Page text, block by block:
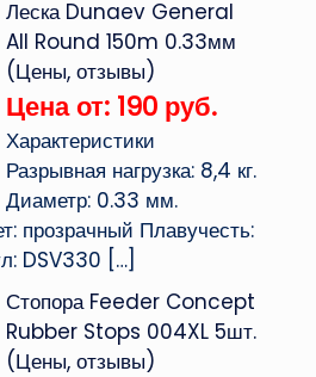
Леска Dunaev General
All Round 150m 0.33мм
(Цены, отзывы)
Цена от: 190 руб.
Характеристики
Разрывная нагрузка: 8,4 кг.
Диаметр: 0.33 мм.
прозрачный Плавучесть:
DSV330 […]
Стопора Feeder Concept
Rubber Stops 004XL 5шт.
(Цены, отзывы)